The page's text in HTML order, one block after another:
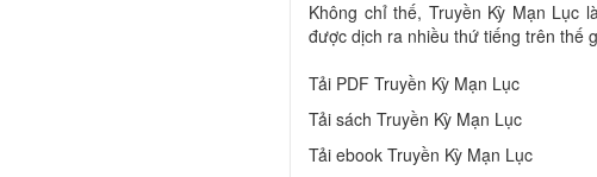
Không chỉ thế, Truyền Kỳ Mạn Lục
được dịch ra nhiều thứ tiếng trên thế
Tải PDF Truyền Kỳ Mạn Lục
Tải sách Truyền Kỳ Mạn Lục
Tải ebook Truyền Kỳ Mạn Lục